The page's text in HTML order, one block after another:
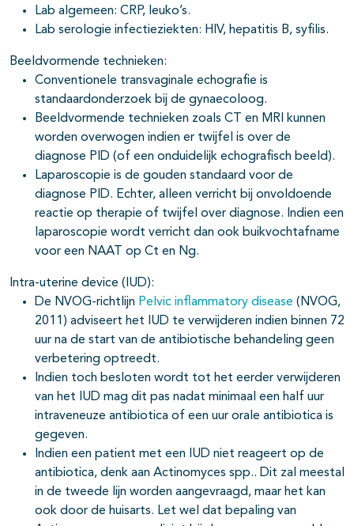
Lab algemeen: CRP, leuko’s.
Lab serologie infectieziekten: HIV, hepatitis B, syfilis.
Beeldvormende technieken:
Conventionele transvaginale echografie is
standaardonderzoek bij de gynaecoloog.
Beeldvormende technieken zoals CT en MRI kunnen
worden overwogen indien er twijfel is over de
diagnose PID (of een onduidelijk echografisch beeld).
Laparoscopie is de gouden standaard voor de
diagnose PID. Echter, alleen verricht bij onvoldoende
reactie op therapie of twijfel over diagnose. Indien een
laparoscopie wordt verricht dan ook buikvochtafname
voor een NAAT op Ct en Ng.
Intra-uterine device (IUD):
De NVOG-richtlijn Pelvic inflammatory disease (NVOG,
2011) adviseert het IUD te verwijderen indien binnen 72
uur na de start van de antibiotische behandeling geen
verbetering optreedt.
Indien toch besloten wordt tot het eerder verwijderen
van het IUD mag dit pas nadat minimaal een half uur
intraveneuze antibiotica of een uur orale antibiotica is
gegeven.
Indien een patient met een IUD niet reageert op de
antibiotica, denk aan Actinomyces spp.. Dit zal meestal
in de tweede lijn worden aangevraagd, maar het kan
ook door de huisarts. Let wel dat bepaling van